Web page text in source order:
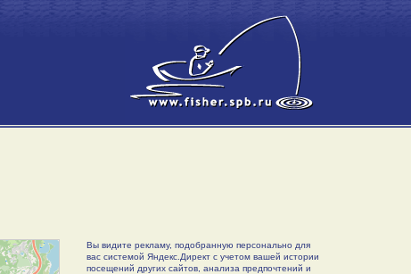
Вы видите рекламу, подобранную персонально для
вас системой Яндекс.Директ с учетом вашей истории
посещений других сайтов, анализа предпочтений и